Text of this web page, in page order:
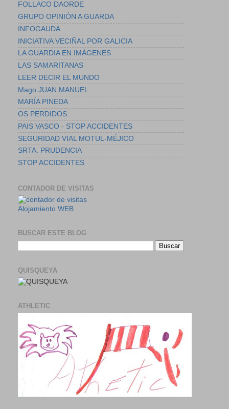
FOLLACO DAORDE
GRUPO OPINIÓN A GUARDA
INFOGAUDA
INICIATIVA VECIÑAL POR GALICIA
LA GUARDIA EN IMÁGENES
LAS SAMARITANAS
LEER DECIR EL MUNDO
Mago JUAN MANUEL
MARÍA PINEDA
OS PERDIDOS
PAIS VASCO - STOP ACCIDENTES
SEGURIDAD VIAL MOTUL-MÉJICO
SRTA. PRUDENCIA
STOP ACCIDENTES
CONTADOR DE VISITAS
Alojamiento WEB
BUSCAR ESTE BLOG
QUISQUEYA
ATHLETIC